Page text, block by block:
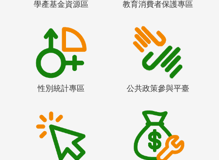
學產基金資源區 教育消費者保護專區
性別統計專區 公共政策參與平臺